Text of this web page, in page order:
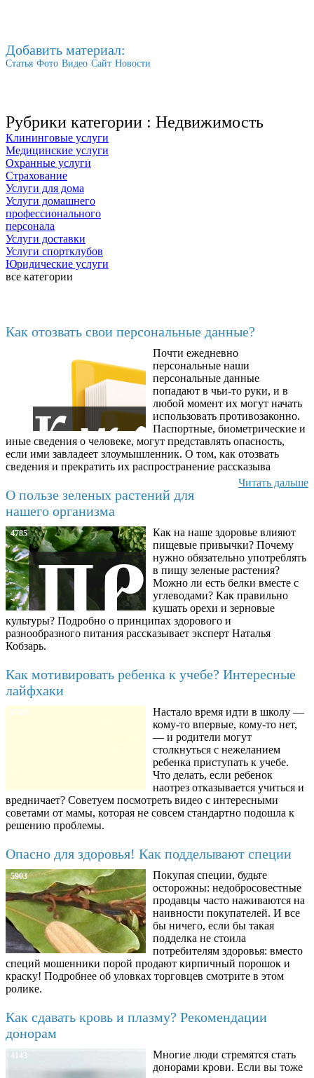
Добавить материал:
Статья Фото Видео Сайт Новости
Рубрики категории : Недвижимость
Клининговые услуги
Медицинские услуги
Охранные услуги
Страхование
Услуги для дома
Услуги домашнего
профессионального
персонала
Услуги доставки
Услуги спортклубов
Юридические услуги
все категории
Как отозвать свои персональные данные?
Почти ежедневно
персональные наши
персональные данные
попадают в чьи-то руки, и в
любой момент их могут начать
использовать противозаконно.
Паспортные, биометрические и
иные сведения о человеке, могут представлять опасность,
если ими завладеет злоумышленник. О том, как отозвать
сведения и прекратить их распространение рассказыва
Читать дальше
О пользе зеленых растений для
нашего организма
4785
Как на наше здоровье влияют
пищевые привычки? Почему
нужно обязательно употреблять
в пищу зеленые растения?
Можно ли есть белки вместе с
углеводами? Как правильно
кушать орехи и зерновые
культуры? Подробно о принципах здорового и
разнообразного питания рассказывает эксперт Наталья
Кобзарь.
Как мотивировать ребенка к учебе? Интересные
лайфхаки
8780
Настало время идти в школу —
кому-то впервые, кому-то нет,
— и родители могут
столкнуться с нежеланием
ребенка приступать к учебе.
Что делать, если ребенок
наотрез отказывается учиться и
вредничает? Советуем посмотреть видео с интересными
советами от мамы, которая не совсем стандартно подошла к
решению проблемы.
Опасно для здоровья! Как подделывают специи
5903
Покупая специи, будьте
осторожны: недобросовестные
продавцы часто наживаются на
наивности покупателей. И все
бы ничего, если бы такая
подделка не стоила
потребителям здоровья: вместо
специй мошенники порой продают кирпичный порошок и
краску! Подробнее об уловках торговцев смотрите в этом
ролике.
Как сдавать кровь и плазму? Рекомендации
донорам
4143
Многие люди стремятся стать
донорами крови. Если вы тоже